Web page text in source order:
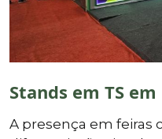
Stands em TS
A presença em feiras